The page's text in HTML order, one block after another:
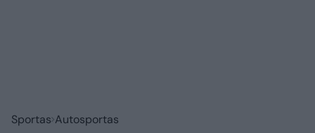
Sportas Autosportas